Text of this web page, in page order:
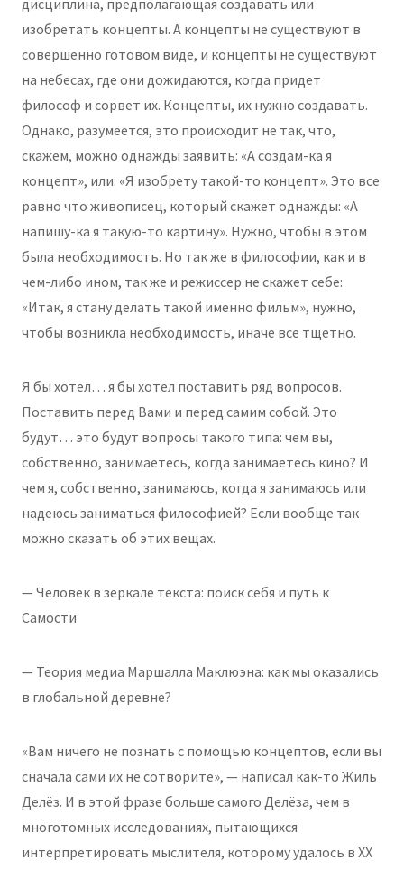
дисциплина, предполагающая создавать или
изобретать концепты. А концепты не существуют в
совершенно готовом виде, и концепты не существуют
на небесах, где они дожидаются, когда придет
философ и сорвет их. Концепты, их нужно создавать.
Однако, разумеется, это происходит не так, что,
скажем, можно однажды заявить: «А создам-ка я
концепт», или: «Я изобрету такой-то концепт». Это все
равно что живописец, который скажет однажды: «А
напишу-ка я такую-то картину». Нужно, чтобы в этом
была необходимость. Но так же в философии, как и в
чем-либо ином, так же и режиссер не скажет себе:
«Итак, я стану делать такой именно фильм», нужно,
чтобы возникла необходимость, иначе все тщетно.
Я бы хотел… я бы хотел поставить ряд вопросов.
Поставить перед Вами и перед самим собой. Это
будут… это будут вопросы такого типа: чем вы,
собственно, занимаетесь, когда занимаетесь кино? И
чем я, собственно, занимаюсь, когда я занимаюсь или
надеюсь заниматься философией? Если вообще так
можно сказать об этих вещах.
— Человек в зеркале текста: поиск себя и путь к
Самости
— Теория медиа Маршалла Маклюэна: как мы оказались
в глобальной деревне?
«Вам ничего не познать с помощью концептов, если вы
сначала сами их не сотворите», — написал как-то Жиль
Делёз. И в этой фразе больше самого Делёза, чем в
многотомных исследованиях, пытающихся
интерпретировать мыслителя, которому удалось в XX